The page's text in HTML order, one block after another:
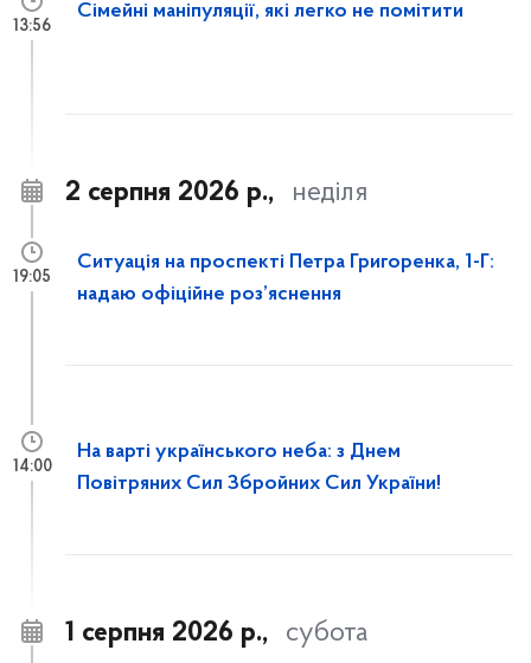
Сімейні маніпуляції, які легко не помітити
13:56
2 серпня 2026 р., неділя
Ситуація на проспекті Петра Григоренка, 1-Г:
надаю офіційне роз’яснення
19:05
На варті українського неба: з Днем
Повітряних Сил Збройних Сил України!
14:00
1 серпня 2026 р., субота